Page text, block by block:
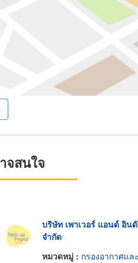
จสนใจ
บริษัท เพาเวอร์ แอนด์ อิน
จำกัด
หมวดหมู่ : กรองอากาศแล